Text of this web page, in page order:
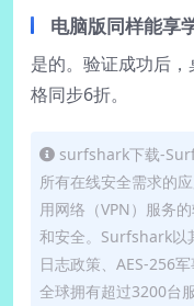
电脑版同样能享
是的。验证成功后
格同步6折。
surfshark下载-
所有在线安全需求的
用网络（VPN）服务
和安全。Surfshark以
日志政策、AES-256
全球拥有超过3200台